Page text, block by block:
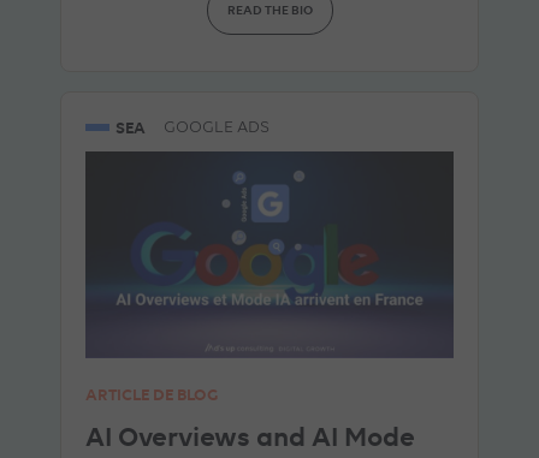
READ THE BIO
SEA GOOGLE ADS
ARTICLE DE BLOG
AI Overviews and AI Mode